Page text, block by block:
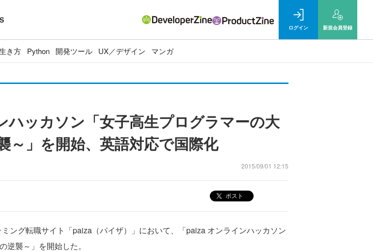
ログイン 新規会員登録
き方 Python 開発ツール UX／デザイン マンガ
ッカソン「女子高生プログラマーの大
～」を開始、英語対応で国際化
2015/09/01 12:15
ポスト
ング転職サイト「paiza（パイザ）」において、「paiza オンラインハッカソン
襲～」を開始した。